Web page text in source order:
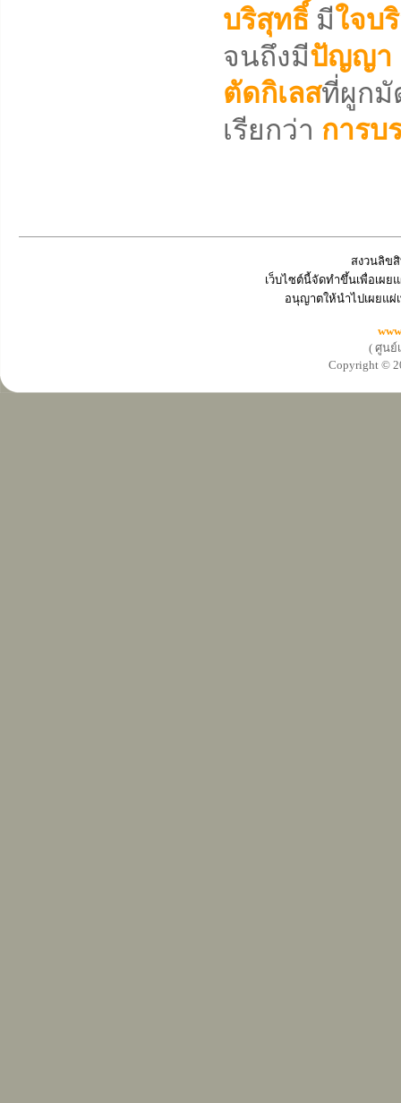
บริสุทธิ์มีใจบ
จนถึงมีปัญญา
ตัดกิเลสที่ผูกมั
เรียกว่า การบ
สงวนลิข
เว็บไซต์นี้จัดทำขึ้นเพื่อเผ
อนุญาตให้นำไปเผยแ
( ศูนย์
Copyright ©